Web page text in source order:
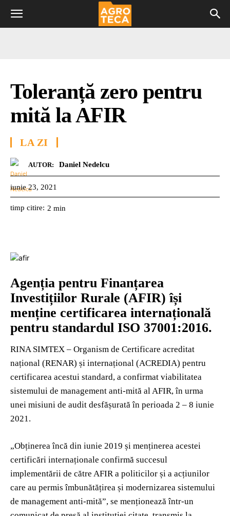
Toleranță zero pentru
mită la AFIR
LA ZI
AUTOR: Daniel Nedelcu
iunie 23, 2021
timp citire: 2 min
Agenția pentru Finanțarea
Investițiilor Rurale (AFIR) își
menține certificarea internațională
pentru standardul ISO 37001:2016.
RINA SIMTEX – Organism de Certificare acreditat
național (RENAR) și internațional (ACREDIA) pentru
certificarea acestui standard, a confirmat viabilitatea
sistemului de management anti-mită al AFIR, în urma
unei misiuni de audit desfășurată în perioada 2 – 8 iunie
2021.
„Obținerea încă din iunie 2019 și menținerea acestei
certificări internaționale confirmă succesul
implementării de către AFIR a politicilor și a acțiunilor
care au permis îmbunătățirea și modernizarea sistemului
de management anti-mită”, se menționează într-un